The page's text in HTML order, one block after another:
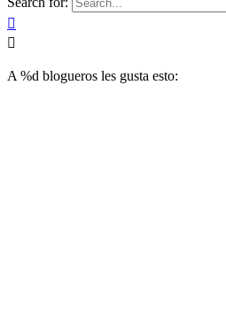


A %d blogueros les gusta esto: